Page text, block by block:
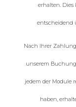
erhalten. Dies
entscheidend
Nach Ihrer
unserem
jedem der Module
haben,